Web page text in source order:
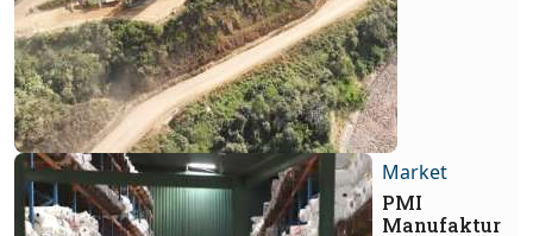
Market
PMI
Manufaktur